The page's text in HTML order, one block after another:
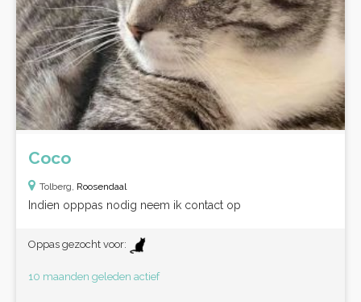
Coco
Tolberg, Roosendaal
Indien opppas nodig neem ik contact op
Oppas gezocht voor:
10 maanden geleden actief